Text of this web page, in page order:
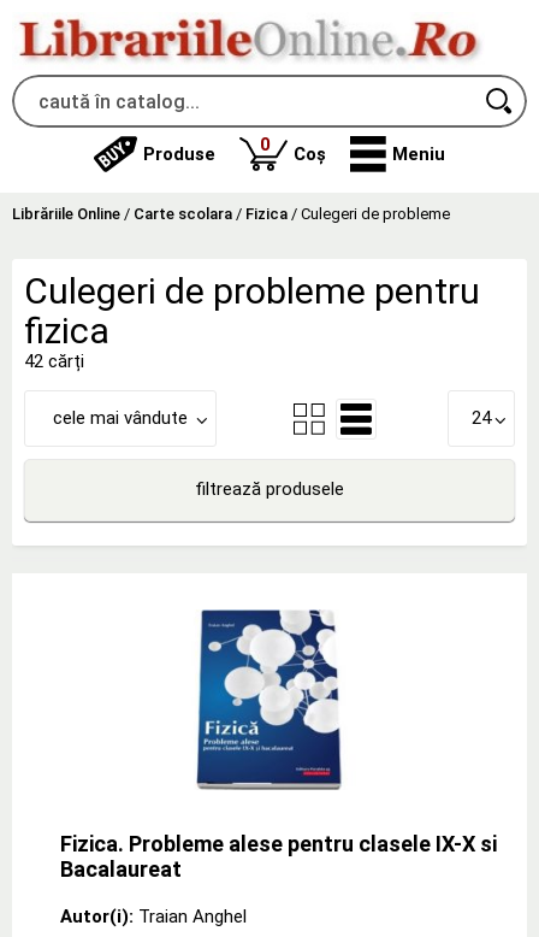
Produse 0produse
Coș Meniu
Librăriile Online / Carte scolara / Fizica / Culegeri de probleme
Culegeri de probleme pentru
fizica
42 cărți
cele mai vândute 24
filtrează produsele
Fizica. Probleme alese pentru clasele IX-X si
Bacalaureat
Autor(i): Traian Anghel